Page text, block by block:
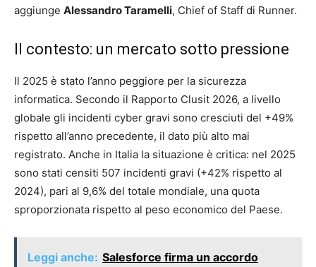
aggiunge Alessandro Taramelli, Chief of Staff di Runner.
Il contesto: un mercato sotto pressione
Il 2025 è stato l’anno peggiore per la sicurezza
informatica. Secondo il Rapporto Clusit 2026, a livello
globale gli incidenti cyber gravi sono cresciuti del +49%
rispetto all’anno precedente, il dato più alto mai
registrato. Anche in Italia la situazione è critica: nel 2025
sono stati censiti 507 incidenti gravi (+42% rispetto al
2024), pari al 9,6% del totale mondiale, una quota
sproporzionata rispetto al peso economico del Paese.
Leggi anche: Salesforce firma un accordo